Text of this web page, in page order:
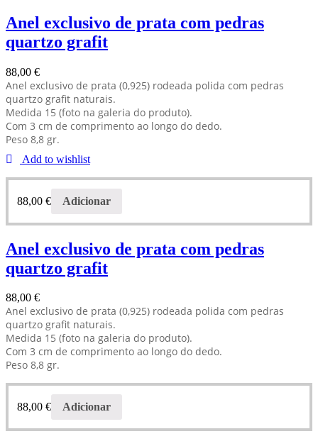
Anel exclusivo de prata com pedras
quartzo grafit
88,00 €
Anel exclusivo de prata (0,925) rodeada polida com pedras
quartzo grafit naturais.
Medida 15 (foto na galeria do produto).
Com 3 cm de comprimento ao longo do dedo.
Peso 8,8 gr.
Add to wishlist
88,00 € Adicionar
Anel exclusivo de prata com pedras
quartzo grafit
88,00 €
Anel exclusivo de prata (0,925) rodeada polida com pedras
quartzo grafit naturais.
Medida 15 (foto na galeria do produto).
Com 3 cm de comprimento ao longo do dedo.
Peso 8,8 gr.
88,00 € Adicionar